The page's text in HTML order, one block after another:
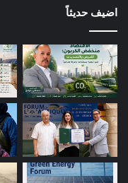
اضيف حديثاً